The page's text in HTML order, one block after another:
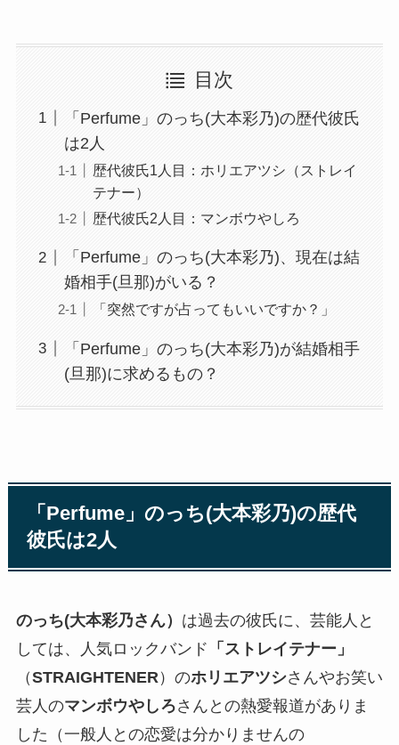
目次
「Perfume」のっち(大本彩乃)の歴代彼氏
は2人
歴代彼氏1人目：ホリエアツシ（ストレイ
テナー）
歴代彼氏2人目：マンボウやしろ
「Perfume」のっち(大本彩乃)、現在は結
婚相手(旦那)がいる？
「突然ですが占ってもいいですか？」
「Perfume」のっち(大本彩乃)が結婚相手
(旦那)に求めるもの？
「Perfume」のっち(大本彩乃)の歴代
彼氏は2人
のっち(大本彩乃さん） は過去の彼氏に、芸能人と
しては、人気ロックバンド 「 ストレイテナー 」
（STRAIGHTENER）のホリエアツシさんやお笑い
芸人のマンボウやしろさんとの熱愛報道がありま
した（一般人との恋愛は分かりませんの